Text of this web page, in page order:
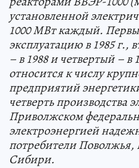
установленной
1000 МВт каждый.
эксплуатацию в 1985 г.,
– в 1988 и четвертый – в
относится к числу
предприятий
четверть производства
Приволжском
электроэнергией
потребители Поволжья,
Сибири.